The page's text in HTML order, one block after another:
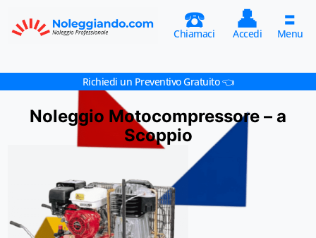
☎️
Chiamaci 👤
Accedi 🟰
Menu
Richiedi un Preventivo Gratuito 👈
Noleggio Motocompressore – a
Scoppio